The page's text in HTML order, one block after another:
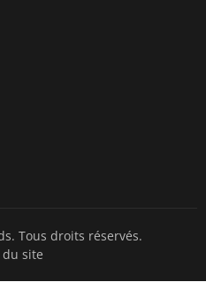
Tous droits réservés.
du site